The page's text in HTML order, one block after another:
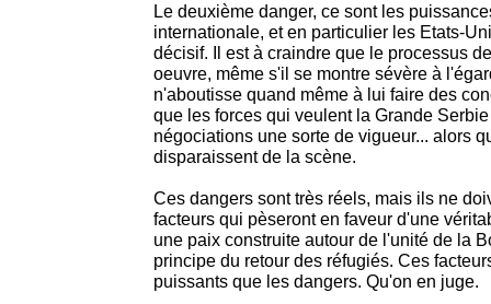
Le deuxième danger, ce sont les
internationale, et en particulier les Etats-
décisif. Il est à craindre que le processus
oeuvre, même s'il se montre sévère à
n'aboutisse quand même à lui faire des
que les forces qui veulent la Grande
négociations une sorte de vigueur... alors
disparaissent de la scène.
Ces dangers sont très réels, mais ils ne
facteurs qui pèseront en faveur d'une
une paix construite autour de l'unité de la
principe du retour des réfugiés. Ces
puissants que les dangers. Qu'on en juge.